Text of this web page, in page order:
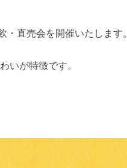
・直売会を開催いたします。
いが特徴です。